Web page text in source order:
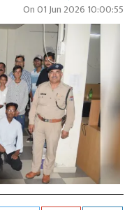
On01 Jun 2026 10:00:55